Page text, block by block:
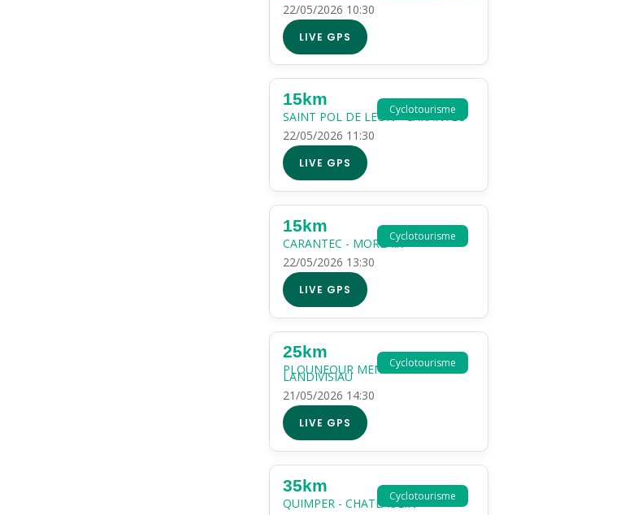
22/05/2026 10:30
LIVE GPS
Cyclotourisme
15km
SAINT POL DE LEON - CARANTEC
22/05/2026 11:30
LIVE GPS
Cyclotourisme
15km
CARANTEC - MORLAIX
22/05/2026 13:30
LIVE GPS
Cyclotourisme
25km
PLOUNEOUR MENEZ -
LANDIVISIAU
21/05/2026 14:30
LIVE GPS
Cyclotourisme
35km
QUIMPER - CHATEAULIN